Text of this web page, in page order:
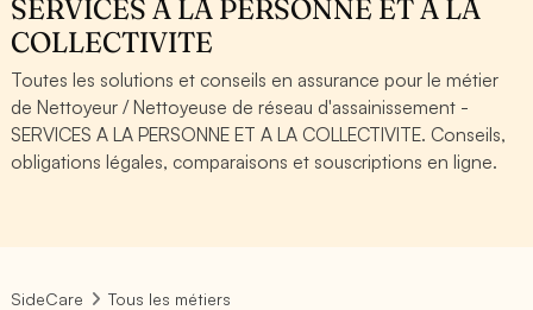
SERVICES A LA PERSONNE ET A LA
COLLECTIVITE
Toutes les solutions et conseils en assurance pour le métier
de Nettoyeur / Nettoyeuse de réseau d'assainissement -
SERVICES A LA PERSONNE ET A LA COLLECTIVITE. Conseils,
obligations légales, comparaisons et souscriptions en ligne.
SideCare
Tous les métiers